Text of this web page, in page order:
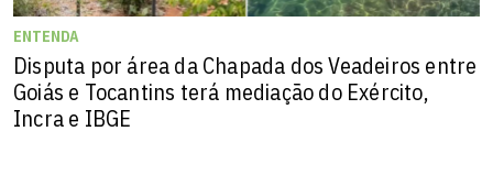
ENTENDA
Disputa por área da Chapada dos Veadeiros entre
Goiás e Tocantins terá mediação do Exército,
Incra e IBGE